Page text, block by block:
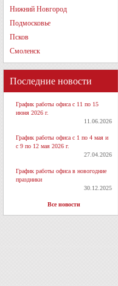
Нижний Новгород
Подмосковье
Псков
Смоленск
Последние новости
График работы офиса с 11 по 15
июня 2026 г.
11.06.2026
График работы офиса с 1 по 4 мая и
с 9 по 12 мая 2026 г.
27.04.2026
График работы офиса в новогодние
праздники
30.12.2025
Все новости